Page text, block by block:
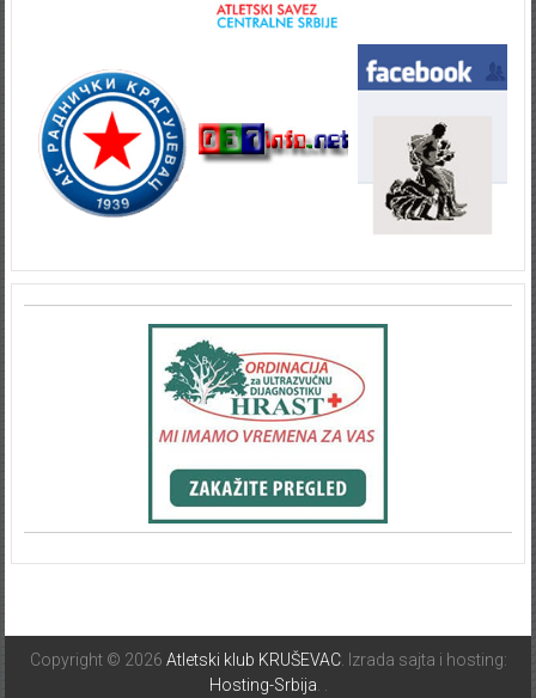
Copyright © 2026 Atletski klub KRUŠEVAC. Izrada sajta i hosting:
Hosting-Srbija